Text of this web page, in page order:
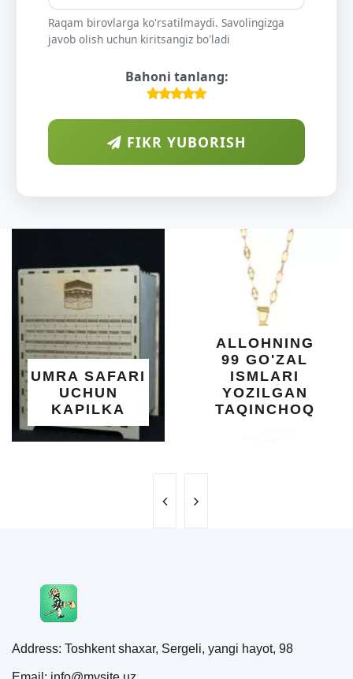
Raqam birovlarga ko'rsatilmaydi. Savolingizga
javob olish uchun kiritsangiz bo'ladi
Bahoni tanlang:
FIKR YUBORISH
UMRA SAFARI
UCHUN
KAPILKA
ALLOHNING
99 GO'ZAL
ISMLARI
YOZILGAN
TAQINCHOQ
Address: Toshkent shaxar, Sergeli, yangi hayot, 98